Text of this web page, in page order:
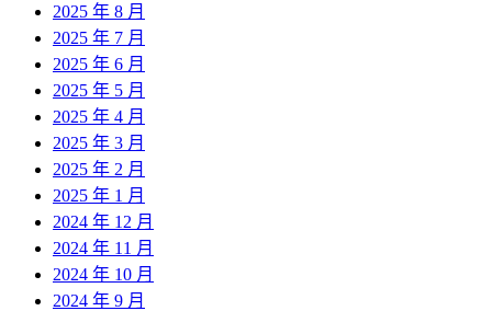
2025 年 8 月
2025 年 7 月
2025 年 6 月
2025 年 5 月
2025 年 4 月
2025 年 3 月
2025 年 2 月
2025 年 1 月
2024 年 12 月
2024 年 11 月
2024 年 10 月
2024 年 9 月